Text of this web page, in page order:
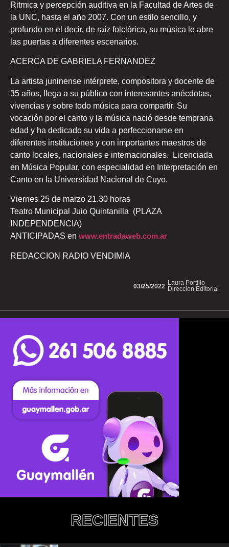
Ritmica y percepción auditiva en la Facultad de Artes de
la UNC, hasta el año 2007. Con un estilo sencillo, y
profundo en el decir, de raíz folclórica, su música le abre
las puertas a diferentes escenarios.
ACERCA DE GABRIELA FERNANDEZ
La artista juninense intérprete, compositora y docente de
35 años, llega a su público con interesantes anécdotas,
vivencias y sobre todo música para compartir. Su
vocación por el canto y la música nació desde temprana
edad y ha dedicado su vida a perfeccionarse en
diferentes instituciones y con importantes maestros de
canto locales, nacionales e internacionales. Licenciada
en Música Popular, con especialidad en Interpretación en
Canto en la Universidad Nacional de Cuyo.
Viernes 25 de marzo 21.30 horas
Teatro Municipal Juio Quintanilla (PLAZA
INDEPENDENCIA)
ANTICIPADAS en www.entradaweb.com.ar
REDACCION RADIO VENDIMIA
Laura Portillo
Direccion Editorial
03/25/2022
RECIENTES